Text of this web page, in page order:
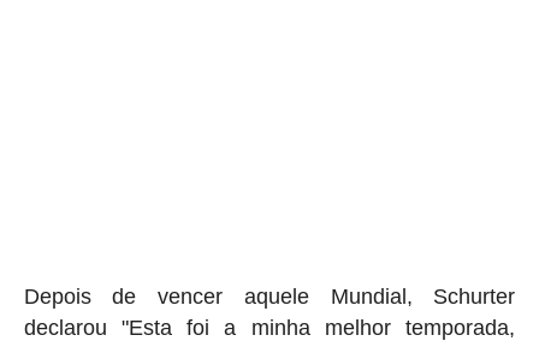
Depois de vencer aquele Mundial, Schurter
declarou "Esta foi a minha melhor temporada,